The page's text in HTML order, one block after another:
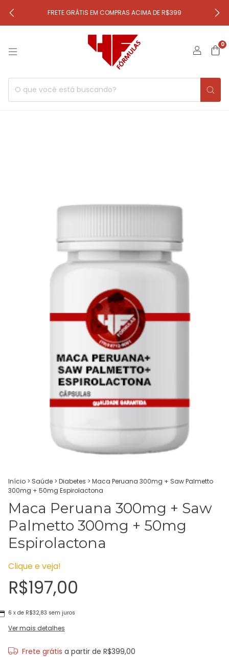
FRETE GRÁTIS EM COMPRAS ACIMA DE R$399
0
Início > Saúde > Diabetes > Maca Peruana 300mg + Saw Palmetto
300mg + 50mg Espirolactona
Maca Peruana 300mg + Saw
Palmetto 300mg + 50mg
Espirolactona
Clique e veja!
R$197,00
6 x de R$32,83 sem juros
Ver mais detalhes
Frete grátis a partir de R$399,00